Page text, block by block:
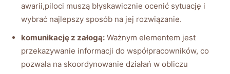
awarii,piloci muszą błyskawicznie ocenić sytuację i⁢
wybrać najlepszy sposób ‌na jej rozwiązanie.
komunikację z załogą: Ważnym elementem jest
przekazywanie informacji‌ do​ współpracowników, co
pozwala na skoordynowanie⁤ działań w obliczu